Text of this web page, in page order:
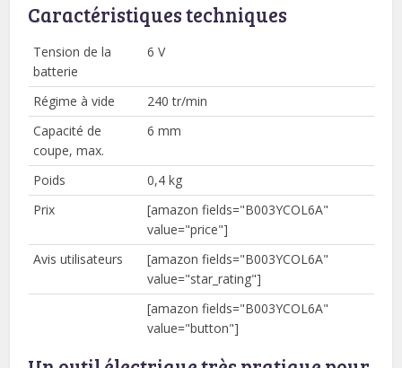
Caractéristiques techniques
Tension de la
batterie
6 V
Régime à vide
240 tr/min
Capacité de
coupe, max.
6 mm
Poids
0,4 kg
Prix
[amazon fields="B003YCOL6A"
value="price"]
Avis utilisateurs
[amazon fields="B003YCOL6A"
value="star_rating"]
[amazon fields="B003YCOL6A"
value="button"]